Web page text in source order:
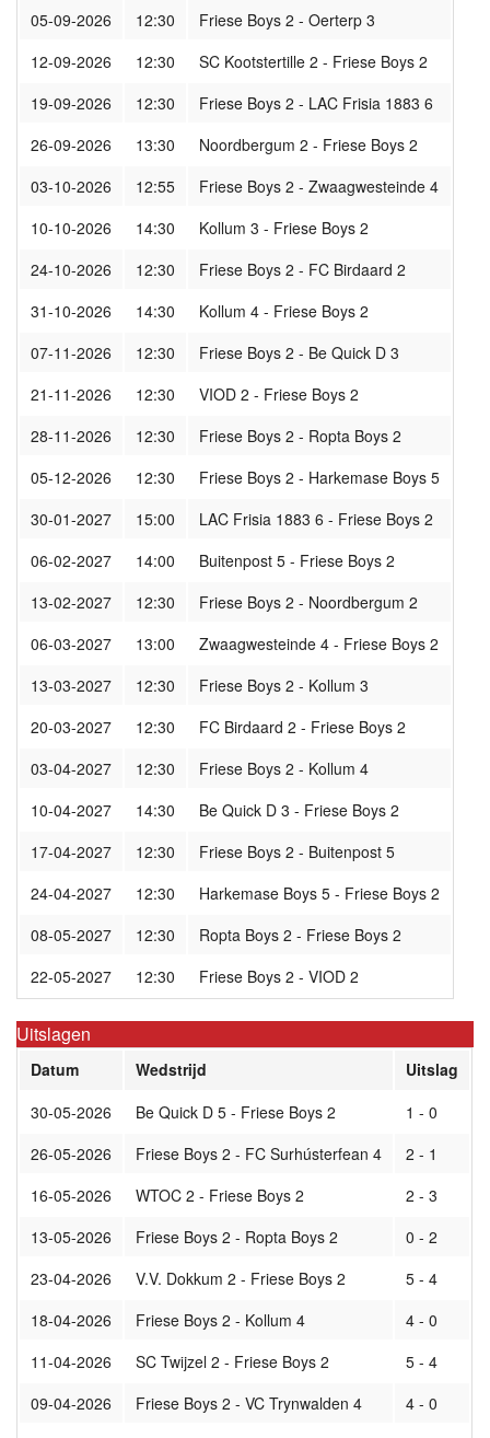
05-09-2026
12:30
Friese Boys 2 - Oerterp 3
12-09-2026
12:30
SC Kootstertille 2 - Friese Boys 2
19-09-2026
12:30
Friese Boys 2 - LAC Frisia 1883 6
26-09-2026
13:30
Noordbergum 2 - Friese Boys 2
03-10-2026
12:55
Friese Boys 2 - Zwaagwesteinde 4
10-10-2026
14:30
Kollum 3 - Friese Boys 2
24-10-2026
12:30
Friese Boys 2 - FC Birdaard 2
31-10-2026
14:30
Kollum 4 - Friese Boys 2
07-11-2026
12:30
Friese Boys 2 - Be Quick D 3
21-11-2026
12:30
VIOD 2 - Friese Boys 2
28-11-2026
12:30
Friese Boys 2 - Ropta Boys 2
05-12-2026
12:30
Friese Boys 2 - Harkemase Boys 5
30-01-2027
15:00
LAC Frisia 1883 6 - Friese Boys 2
06-02-2027
14:00
Buitenpost 5 - Friese Boys 2
13-02-2027
12:30
Friese Boys 2 - Noordbergum 2
06-03-2027
13:00
Zwaagwesteinde 4 - Friese Boys 2
13-03-2027
12:30
Friese Boys 2 - Kollum 3
20-03-2027
12:30
FC Birdaard 2 - Friese Boys 2
03-04-2027
12:30
Friese Boys 2 - Kollum 4
10-04-2027
14:30
Be Quick D 3 - Friese Boys 2
17-04-2027
12:30
Friese Boys 2 - Buitenpost 5
24-04-2027
12:30
Harkemase Boys 5 - Friese Boys 2
08-05-2027
12:30
Ropta Boys 2 - Friese Boys 2
22-05-2027
12:30 Friese Boys 2 - VIOD 2
Uitslagen
Datum Wedstrijd
Uitslag
30-05-2026
Be Quick D 5 - Friese Boys 2
1 - 0
26-05-2026
Friese Boys 2 - FC Surhústerfean 4
2 - 1
16-05-2026
WTOC 2 - Friese Boys 2
2 - 3
13-05-2026
Friese Boys 2 - Ropta Boys 2
0 - 2
23-04-2026
V.V. Dokkum 2 - Friese Boys 2
5 - 4
18-04-2026
Friese Boys 2 - Kollum 4
4 - 0
11-04-2026
SC Twijzel 2 - Friese Boys 2
5 - 4
09-04-2026
Friese Boys 2 - VC Trynwalden 4
4 - 0